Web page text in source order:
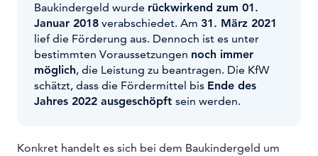
Baukindergeld wurde rückwirkend zum 01.
Januar 2018 verabschiedet. Am 31. März 2021
lief die Förderung aus. Dennoch ist es unter
bestimmten Voraussetzungen noch immer
möglich, die Leistung zu beantragen. Die KfW
schätzt, dass die Fördermittel bis Ende des
Jahres 2022 ausgeschöpft sein werden.
Konkret handelt es sich bei dem Baukindergeld um